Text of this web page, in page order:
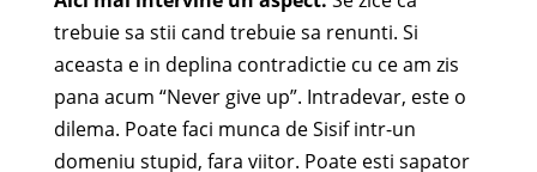
trebuie sa stii cand trebuie sa renunti. Si
aceasta e in deplina contradictie cu ce am zis
pana acum “Never give up”. Intradevar, este o
dilema. Poate faci munca de Sisif intr-un
domeniu stupid, fara viitor. Poate esti sapator